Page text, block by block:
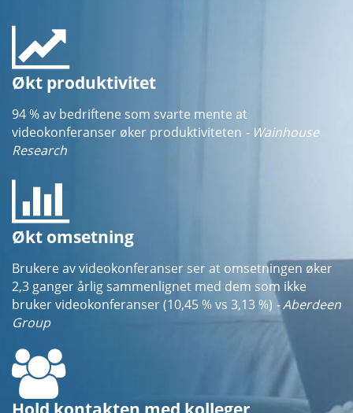
Økt produktivitet
94 % av bedriftene som svarte mente at
videokonferanser øker produktiviteten - Wainhouse
Research
Økt omsetning
Brukere av videokonferanser ser at omsetningen øker
2,3 ganger årlig sammenlignet med dem som ikke
bruker videokonferanser (10,45 % vs 3,13 %) - Aberdeen
Group